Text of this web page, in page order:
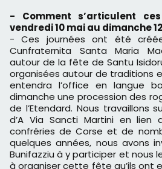
- Comment s’articulent
vendredi 10 mai au dimanche
- Ces journées ont été
Cunfraternita Santa Maria
autour de la fête de Santu
organisées autour de traditions
entendra l’office en langue
dimanche une procession des
de l’Etendard. Nous travaillons
d’A Via Sancti Martini en lien
confréries de Corse et de
quelques années, nous avons
Bunifazziu à y participer et nous
à organiser cette fête qu’ils ont